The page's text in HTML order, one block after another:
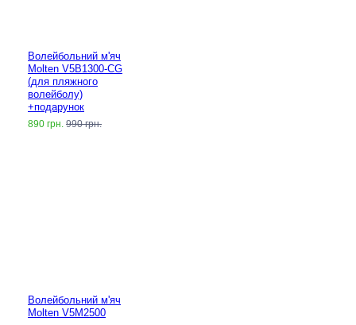
Волейбольний м'яч
Molten V5B1300-CG
(для пляжного
волейболу)
+подарунок
890 грн. 990 грн.
Волейбольний м'яч
Molten V5M2500